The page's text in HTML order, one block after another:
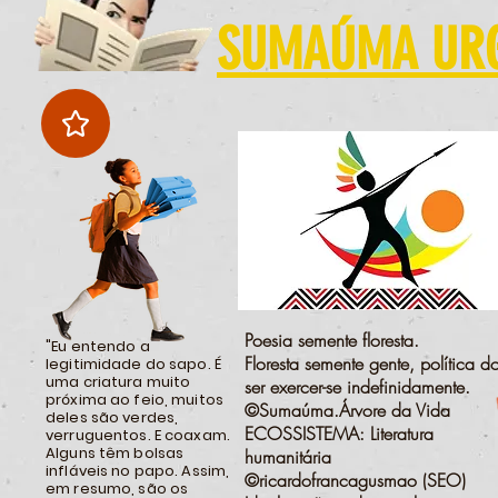
SUMAÚMA
Poesia semente floresta.
Floresta semente gente, política
ser exercer-se indefinidamente.
©Sumaúma.Árvore da Vida
ECOSSISTEMA: Literatura
humanitária
©ricardofrancagusmao (SEO)
"Eu entendo a
legitimidade do sapo. É
uma criatura muito
próxima ao feio, muitos
deles são verdes,
verruguentos. E coaxam.
Alguns têm bolsas
infláveis no papo. Assim,
em resumo, são os